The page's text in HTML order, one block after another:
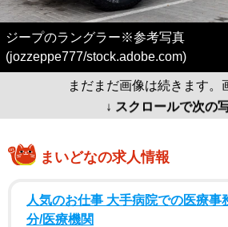
ジープのラングラー※参考写真
(jozzeppe777/stock.adobe.com)
まだまだ画像は続きます。
↓ スクロールで次の
まいどなの求人情報
人気のお仕事 大手病院での医療事
分/医療機関